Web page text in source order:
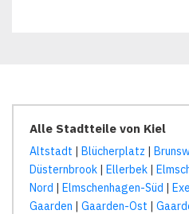
Alle Stadtteile von Kiel
Altstadt | Blücherplatz |
Düsternbrook | Ellerbek |
Nord | Elmschenhagen-Süd |
Gaarden | Gaarden-Ost |